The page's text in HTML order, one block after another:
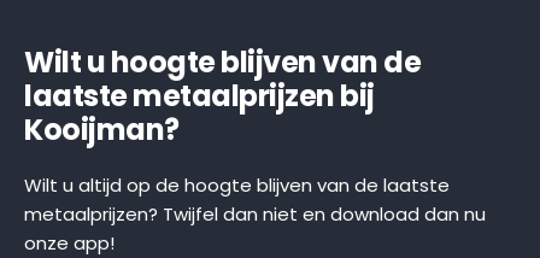
Wilt u hoogte blijven van de
laatste metaalprijzen bij
Kooijman?
Wilt u altijd op de hoogte blijven van de laatste
metaalprijzen? Twijfel dan niet en download dan nu
onze app!